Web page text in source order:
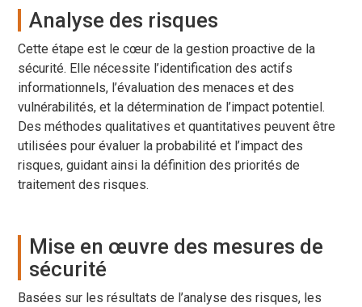
Analyse des risques
Cette étape est le cœur de la gestion proactive de la
sécurité. Elle nécessite l’identification des actifs
informationnels, l’évaluation des menaces et des
vulnérabilités, et la détermination de l’impact potentiel.
Des méthodes qualitatives et quantitatives peuvent être
utilisées pour évaluer la probabilité et l’impact des
risques, guidant ainsi la définition des priorités de
traitement des risques.
Mise en œuvre des mesures de
sécurité
Basées sur les résultats de l’analyse des risques, les